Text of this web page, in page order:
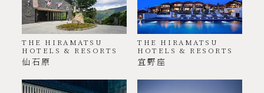
THE HIRAMATSU
HOTELS & RESORTS
仙石原
THE HIRAMATSU
HOTELS & RESORTS
宜野座